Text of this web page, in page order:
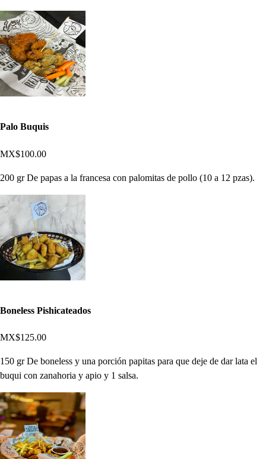
Palo Buquis
MX$100.00
200 gr De papas a la francesa con palomitas de pollo (10 a 12 pzas).
Boneless Pishicateados
MX$125.00
150 gr De boneless y una porción papitas para que deje de dar lata el
buqui con zanahoria y apio y 1 salsa.